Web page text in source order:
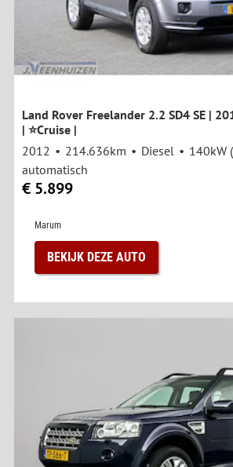
Land Rover Freelander 2.2 SD4 SE |
| ⭐Cruise |
2012
214.636km Diesel
140kW
automatisch
€ 5.899
Marum
BEKIJK DEZE AUTO